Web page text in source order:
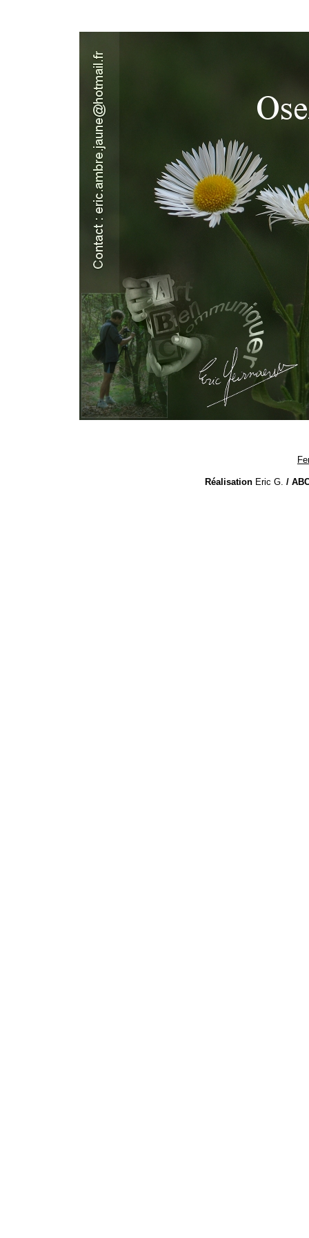
Réalisation Eric G. /